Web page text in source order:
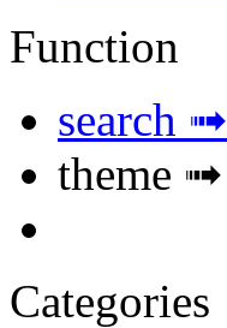
Function
search ➟
theme ➟
Categories